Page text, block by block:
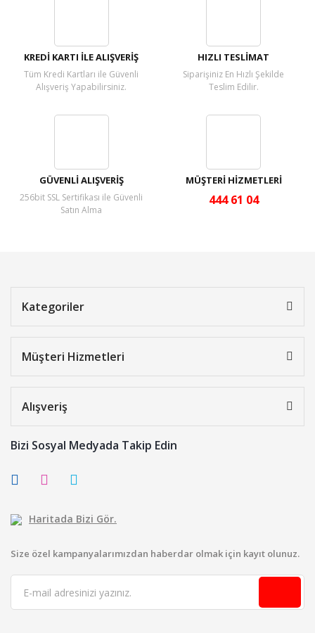
KREDİ KARTI İLE ALIŞVERİŞ
Tüm Kredi Kartları ile Güvenli
Alışveriş Yapabilirsiniz.
HIZLI TESLİMAT
Siparişiniz En Hızlı Şekilde
Teslim Edilir.
GÜVENLİ ALIŞVERİŞ
256bit SSL Sertifikası ile Güvenli
Satın Alma
MÜŞTERİ HİZMETLERİ
444 61 04
Kategoriler
Müşteri Hizmetleri
Alışveriş
Bizi Sosyal Medyada Takip Edin
Haritada Bizi Gör.
Size özel kampanyalarımızdan haberdar olmak için kayıt olunuz.